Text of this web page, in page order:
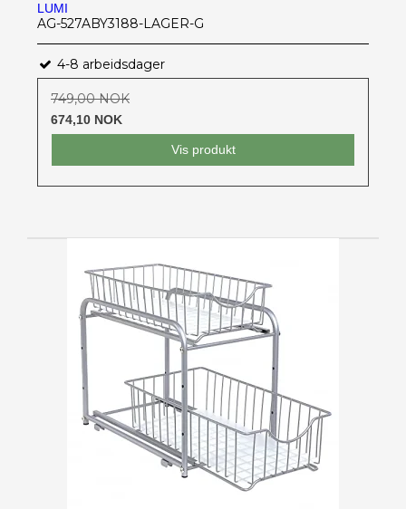
LUMI
AG-527ABY3188-LAGER-G
4-8 arbeidsdager
749,00 NOK
674,10 NOK
Vis produkt